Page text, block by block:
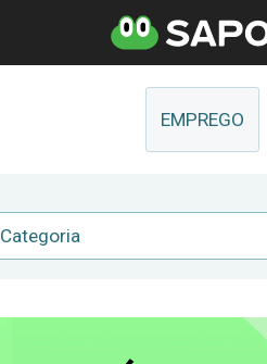
EMPREGO
Categoria